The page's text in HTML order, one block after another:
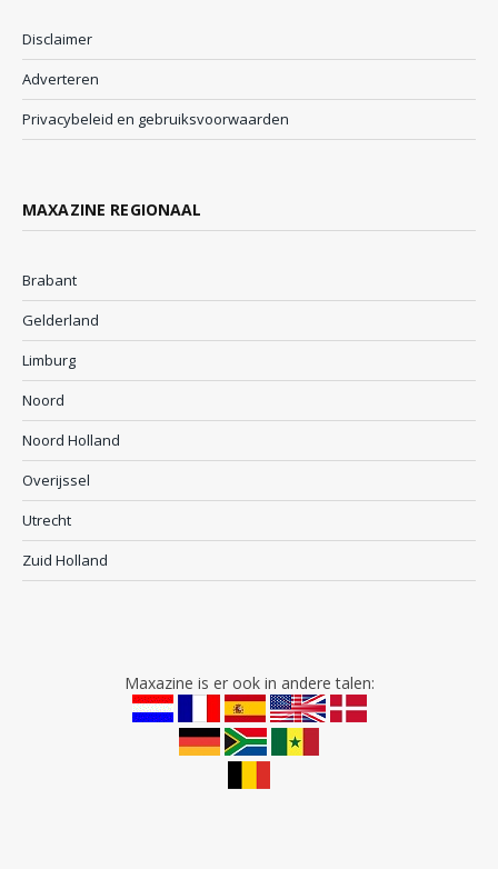
Disclaimer
Adverteren
Privacybeleid en gebruiksvoorwaarden
MAXAZINE REGIONAAL
Brabant
Gelderland
Limburg
Noord
Noord Holland
Overijssel
Utrecht
Zuid Holland
Maxazine is er ook in andere talen: